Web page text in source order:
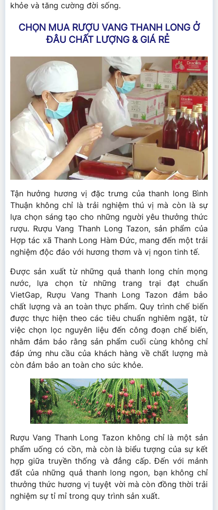
khỏe và tăng cường đời sống.
CHỌN MUA RƯỢU VANG THANH LONG Ở
ĐÂU CHẤT LƯỢNG & GIÁ RẺ
Tận hưởng hương vị đặc trưng của thanh long Bình
Thuận không chỉ là trải nghiệm thú vị mà còn là sự
lựa chọn sáng tạo cho những người yêu thưởng thức
rượu. Rượu Vang Thanh Long Tazon, sản phẩm của
Hợp tác xã Thanh Long Hàm Đức, mang đến một trải
nghiệm độc đáo với hương thơm và vị ngon tinh tế.
Được sản xuất từ những quả thanh long chín mọng
nước, lựa chọn từ những trang trại đạt chuẩn
VietGap, Rượu Vang Thanh Long Tazon đảm bảo
chất lượng và an toàn thực phẩm. Quy trình chế biến
được thực hiện theo các tiêu chuẩn nghiêm ngặt, từ
việc chọn lọc nguyên liệu đến công đoạn chế biến,
nhằm đảm bảo rằng sản phẩm cuối cùng không chỉ
đáp ứng nhu cầu của khách hàng về chất lượng mà
còn đảm bảo an toàn cho sức khỏe.
Rượu Vang Thanh Long Tazon không chỉ là một sản
phẩm uống có cồn, mà còn là biểu tượng của sự kết
hợp giữa truyền thống và đẳng cấp. Đến với mảnh
đất của những quả thanh long ngon, bạn không chỉ
thưởng thức hương vị tuyệt vời mà còn đồng thời trải
nghiệm sự tỉ mỉ trong quy trình sản xuất.